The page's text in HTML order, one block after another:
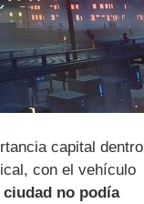
capital dentro
con el vehículo
no podía